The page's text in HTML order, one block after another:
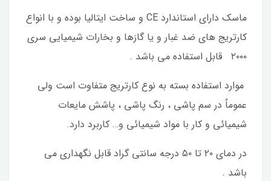
ماسک دارای استاندارد CE و ساخت ایتالیا بوده و با انواع
کارتریج های ضد غبار و یا گازها و بخارات شیمیایی سری
۲۰۰۰ قابل استفاده می باشد .
موارد استفاده بسته به نوع کارتریج متفاوت است ولی
عموماٌ در سم پاشی ، رنگ پاشی ، پاشش مایعات
شیمیائی و کار با مواد شیمیائی و… کاربرد دارد.
در دمای ۲۰ تا ۵۰ درجه سانتی گراد قابل نگهداری می
باشد .